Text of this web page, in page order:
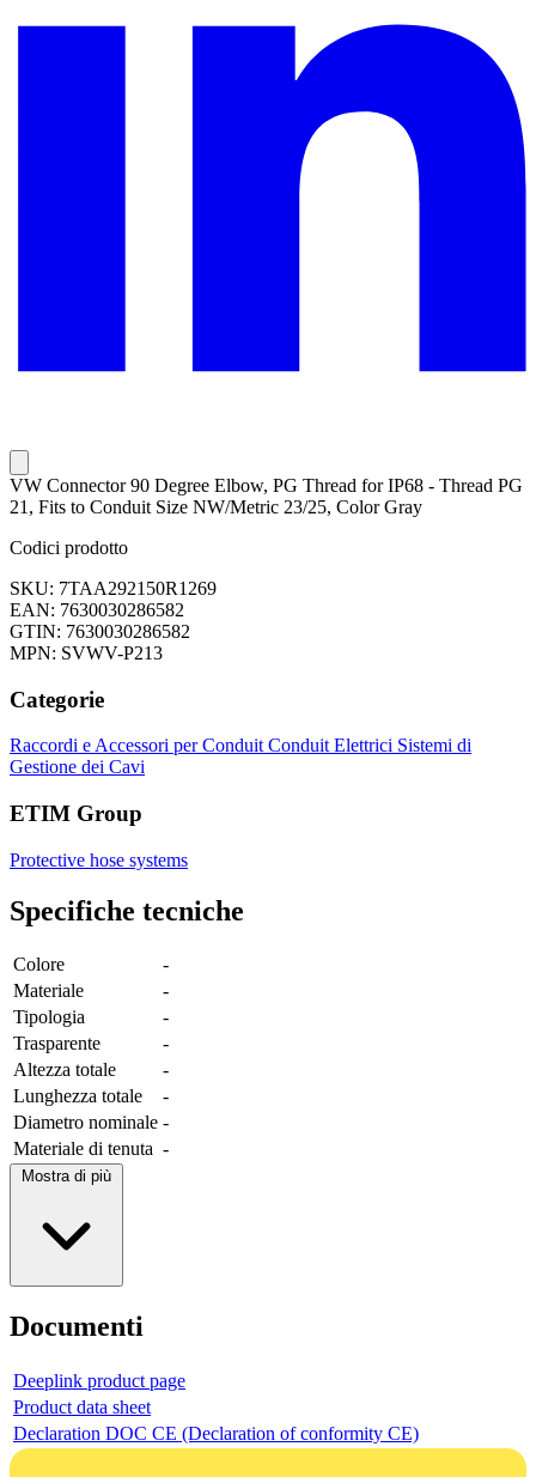
VW Connector 90 Degree Elbow, PG Thread for IP68 - Thread PG
21, Fits to Conduit Size NW/Metric 23/25, Color Gray
Codici prodotto
SKU: 7TAA292150R1269
EAN: 7630030286582
GTIN: 7630030286582
MPN: SVWV-P213
Categorie
Raccordi e Accessori per Conduit Conduit Elettrici Sistemi di
Gestione dei Cavi
ETIM Group
Protective hose systems
Specifiche tecniche
Colore
-
Materiale
-
Tipologia
-
Trasparente
-
Altezza totale
-
Lunghezza totale
-
Diametro nominale -
Materiale di tenuta -
Mostra di più
Documenti
Deeplink product page
Product data sheet
Declaration DOC CE (Declaration of conformity CE)